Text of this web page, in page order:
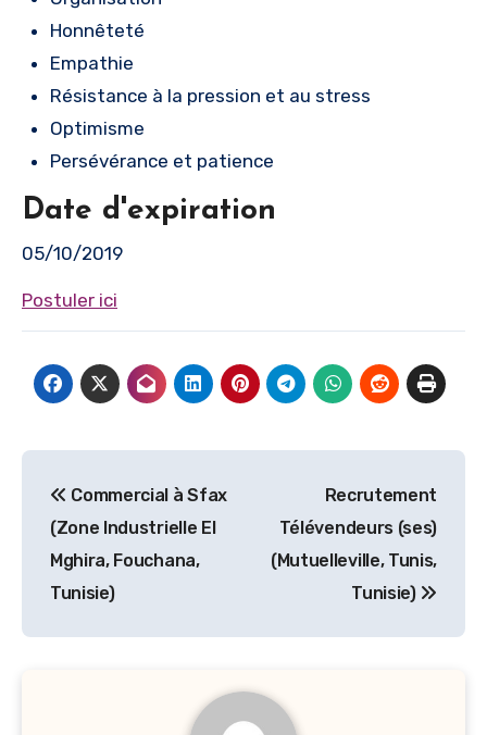
Honnêteté
Empathie
Résistance à la pression et au stress
Optimisme
Persévérance et patience
Date d'expiration
05/10/2019
Postuler ici
de
l’article
Commercial à Sfax
(Zone Industrielle El
Mghira, Fouchana,
Tunisie)
Recrutement
Télévendeurs (ses)
(Mutuelleville, Tunis,
Tunisie)